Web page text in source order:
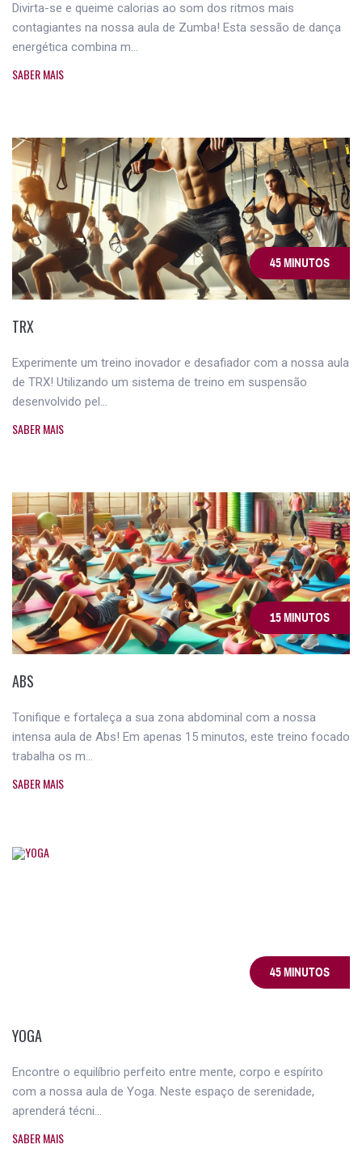
Divirta-se e queime calorias ao som dos ritmos mais
contagiantes na nossa aula de Zumba! Esta sessão de dança
energética combina m...
SABER MAIS
45 MINUTOS
TRX
Experimente um treino inovador e desafiador com a nossa aula
de TRX! Utilizando um sistema de treino em suspensão
desenvolvido pel...
SABER MAIS
15 MINUTOS
ABS
Tonifique e fortaleça a sua zona abdominal com a nossa
intensa aula de Abs! Em apenas 15 minutos, este treino focado
trabalha os m...
SABER MAIS
45 MINUTOS
YOGA
Encontre o equilíbrio perfeito entre mente, corpo e espírito
com a nossa aula de Yoga. Neste espaço de serenidade,
aprenderá técni...
SABER MAIS